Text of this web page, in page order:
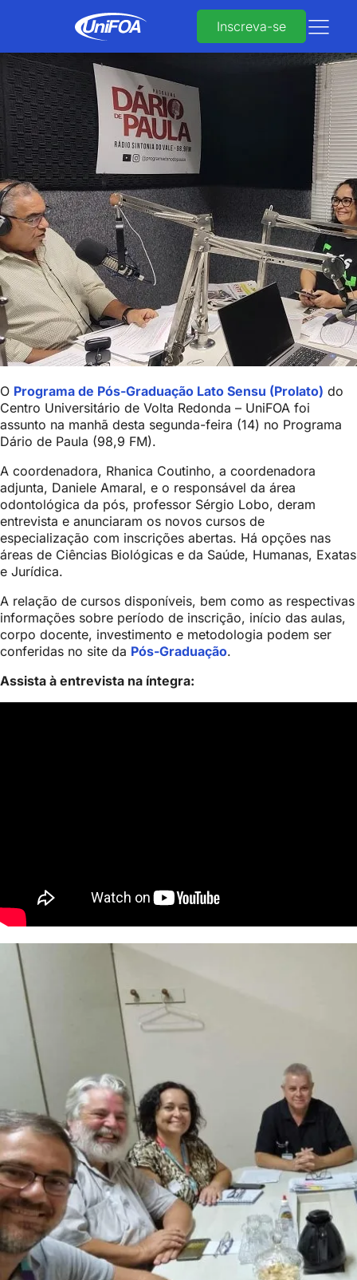
Inscreva-se
O Programa de Pós-Graduação Lato Sensu (Prolato) do
Centro Universitário de Volta Redonda – UniFOA foi
assunto na manhã desta segunda-feira (14) no Programa
Dário de Paula (98,9 FM).
A coordenadora, Rhanica Coutinho, a coordenadora
adjunta, Daniele Amaral, e o responsável da área
odontológica da pós, professor Sérgio Lobo, deram
entrevista e anunciaram os novos cursos de
especialização com inscrições abertas. Há opções nas
áreas de Ciências Biológicas e da Saúde, Humanas, Exatas
e Jurídica.
A relação de cursos disponíveis, bem como as respectivas
informações sobre período de inscrição, início das aulas,
corpo docente, investimento e metodologia podem ser
conferidas no site da Pós-Graduação.
Assista à entrevista na íntegra: